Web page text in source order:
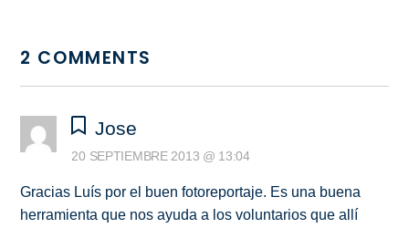
2 COMMENTS
Jose
20 SEPTIEMBRE 2013 @ 13:04
Gracias Luís por el buen fotoreportaje. Es una buena
herramienta que nos ayuda a los voluntarios que allí